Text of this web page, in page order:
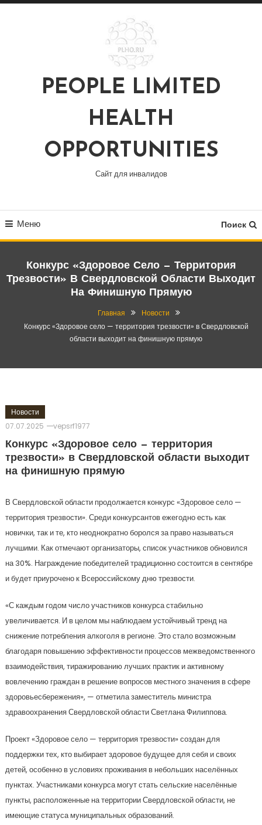
Перейти
PEOPLE LIMITED
HEALTH
OPPORTUNITIES
Сайт для инвалидов
Меню Поиск
Конкурс «Здоровое Село — Территория
Трезвости» В Свердловской Области Выходит
На Финишную Прямую
Главная
Новости
Конкурс «Здоровое село — территория трезвости» в Свердловской
области выходит на финишную прямую
Новости
07.07.2025
vepsrf1977
Конкурс «Здоровое село — территория
трезвости» в Свердловской области выходит
на финишную прямую
В Свердловской области продолжается конкурс «Здоровое село —
территория трезвости». Среди конкурсантов ежегодно есть как
новички, так и те, кто неоднократно боролся за право называться
лучшими. Как отмечают организаторы, список участников обновился
на 30%. Награждение победителей традиционно состоится в сентябре
и будет приурочено к Всероссийскому дню трезвости.
«С каждым годом число участников конкурса стабильно
увеличивается. И в целом мы наблюдаем устойчивый тренд на
снижение потребления алкоголя в регионе. Это стало возможным
благодаря повышению эффективности процессов межведомственного
взаимодействия, тиражированию лучших практик и активному
вовлечению граждан в решение вопросов местного значения в сфере
здоровьесбережения», — отметила заместитель министра
здравоохранения Свердловской области Светлана Филиппова.
Проект «Здоровое село — территория трезвости» создан для
поддержки тех, кто выбирает здоровое будущее для себя и своих
детей, особенно в условиях проживания в небольших населённых
пунктах. Участниками конкурса могут стать сельские населённые
пункты, расположенные на территории Свердловской области, не
имеющие статуса муниципальных образований.